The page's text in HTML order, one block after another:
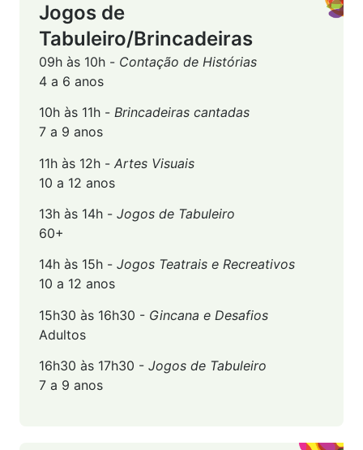
Jogos de
Tabuleiro/Brincadeiras
09h às 10h - Contação de Histórias
4 a 6 anos
10h às 11h - Brincadeiras cantadas
7 a 9 anos
11h às 12h - Artes Visuais
10 a 12 anos
13h às 14h - Jogos de Tabuleiro
60+
14h às 15h - Jogos Teatrais e Recreativos
10 a 12 anos
15h30 às 16h30 - Gincana e Desafios
Adultos
16h30 às 17h30 - Jogos de Tabuleiro
7 a 9 anos